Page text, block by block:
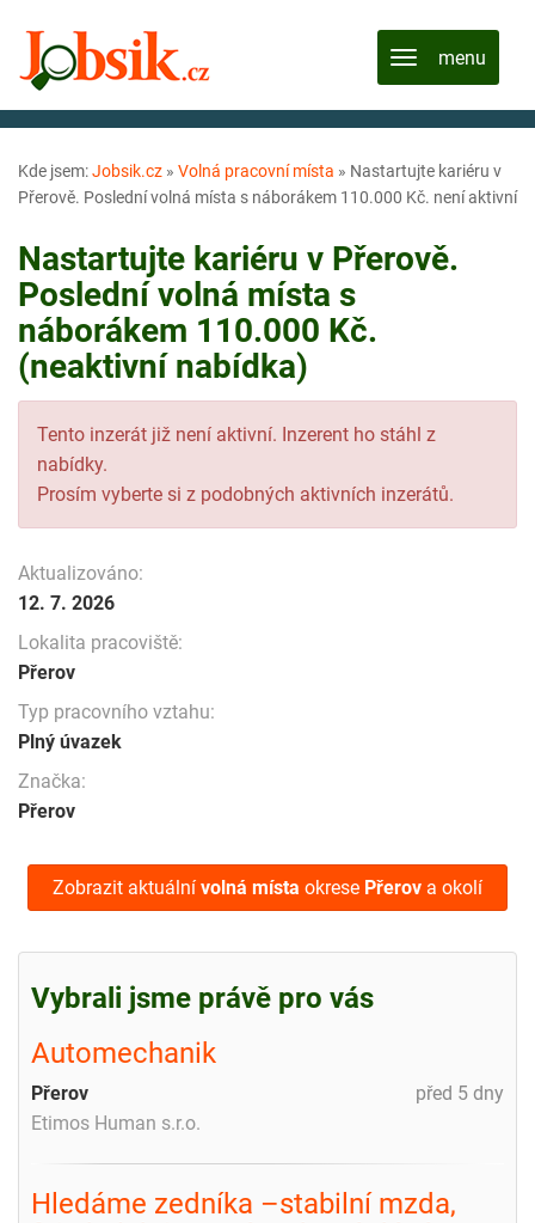
Kde jsem:Jobsik.cz » Volná pracovní místa » Nastartujte kariéru v
Přerově. Poslední volná místa s náborákem 110.000 Kč. není aktivní
Nastartujte kariéru v Přerově.
Poslední volná místa s
náborákem 110.000 Kč.
(neaktivní nabídka)
Tento inzerát již není aktivní. Inzerent ho stáhl z
nabídky.
Prosím vyberte si z podobných aktivních inzerátů.
Aktualizováno:
12. 7. 2026
Lokalita pracoviště:
Přerov
Typ pracovního vztahu:
Plný úvazek
Značka:
Přerov
Zobrazit aktuální volná místa okrese Přerov a okolí
Vybrali jsme právě pro vás
Automechanik
před 5 dny
Přerov
Etimos Human s.r.o.
Hledáme zedníka –stabilní mzda,